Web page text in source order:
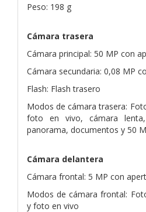
Peso: 198 g
Cámara trasera
Cámara principal: 50 MP con
Cámara secundaria: 0,08 MP
Flash: Flash trasero
Modos de cámara trasera:
foto en vivo, cámara
panorama, documentos y 50
Cámara delantera
Cámara frontal: 5 MP con
Modos de cámara frontal:
y foto en vivo